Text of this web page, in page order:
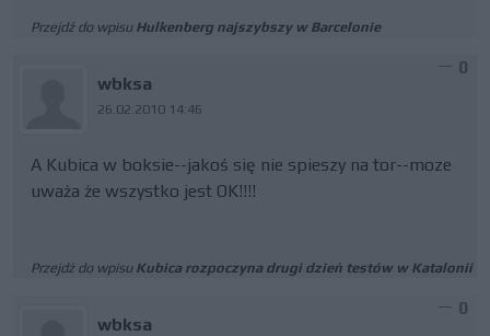
Przejdź do wpisu Hulkenberg najszybszy w Barcelonie
wbksa
26.02.2010 14:46
0
A Kubica w boksie--jakoś się nie spieszy na tor--moze
uważa że wszystko jest OK!!!!
Przejdź do wpisu Kubica rozpoczyna drugi dzień testów w Katalonii
wbksa
0